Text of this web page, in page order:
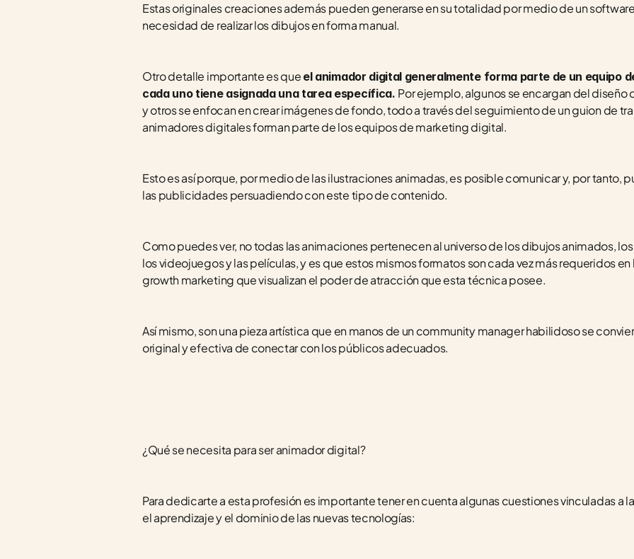
Estas originales creaciones además pueden generarse en su totalidad por medio de un
necesidad de realizar los dibujos en forma manual.
Otro detalle importante es que el animador digital generalmente forma parte de un equipo
cada uno tiene asignada una tarea específica. Por ejemplo, algunos se encargan del diseño
y otros se enfocan en crear imágenes de fondo, todo a través del seguimiento de un guion de
animadores digitales forman parte de los equipos de marketing digital.
Esto es así porque, por medio de las ilustraciones animadas, es posible comunicar y, por tanto,
las publicidades persuadiendo con este tipo de contenido.
Como puedes ver, no todas las animaciones pertenecen al universo de los dibujos animados,
los videojuegos y las películas, y es que estos mismos formatos son cada vez más requeridos
growth marketing que visualizan el poder de atracción que esta técnica posee.
Así mismo, son una pieza artística que en manos de un community manager habilidoso se
original y efectiva de conectar con los públicos adecuados.
¿Qué se necesita para ser animador digital?
Para dedicarte a esta profesión es importante tener en cuenta algunas cuestiones vinculadas a
el aprendizaje y el dominio de las nuevas tecnologías: